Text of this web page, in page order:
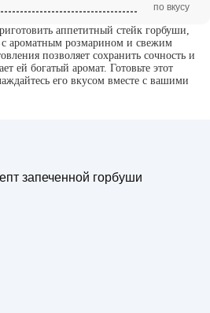
по вкусу
аппетитный стейк горбуши,
с ароматным розмарином и свежим
позволяет сохранить сочность и
ей богатый аромат. Готовьте этот
его вкусом вместе с вашими
запеченной горбуши